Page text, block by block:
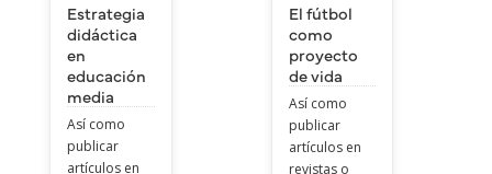
El fútbol
como
proyecto
de vida
Así como
publicar
artículos en
revistas o
Estrategia
didáctica
en
educación
media
Así como
publicar
artículos en